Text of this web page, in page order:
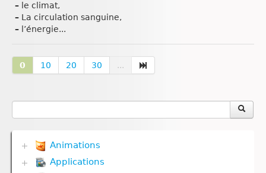
– le climat,
– La circulation sanguine,
– l’énergie...
0 10 20 30 ...
Animations
Biodiversité
Applications